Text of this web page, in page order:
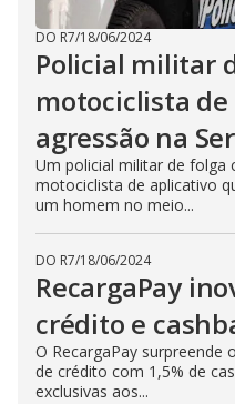
DO R7/18/06/2024
Policial militar
motociclista
agressão na
Um policial militar de folga
motociclista de aplicativo
um homem no meio...
DO R7/18/06/2024
RecargaPay
crédito e
O RecargaPay surpreende
de crédito com 1,5% de
exclusivas aos...